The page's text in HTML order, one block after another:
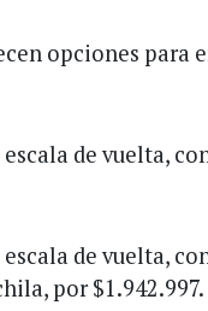
opciones para
de vuelta,
de vuelta,
por $1.942.997.